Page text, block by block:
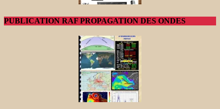
PUBLICATION RAF PROPAGATION DES ONDES